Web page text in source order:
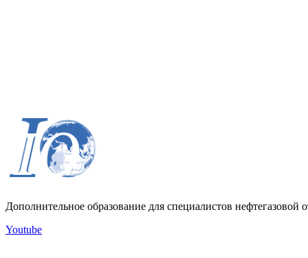
Дополнительное образование для специалистов нефтегазовой
Youtube